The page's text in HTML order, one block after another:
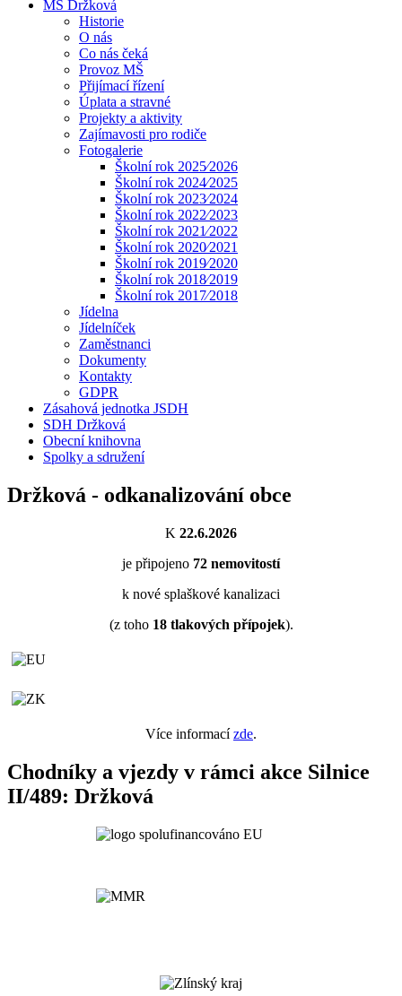
MŠ Držková
Historie
O nás
Co nás čeká
Provoz MŠ
Přijímací řízení
Úplata a stravné
Projekty a aktivity
Zajímavosti pro rodiče
Fotogalerie
Školní rok 2025⁄2026
Školní rok 2024⁄2025
Školní rok 2023⁄2024
Školní rok 2022⁄2023
Školní rok 2021⁄2022
Školní rok 2020⁄2021
Školní rok 2019⁄2020
Školní rok 2018⁄2019
Školní rok 2017⁄2018
Jídelna
Jídelníček
Zaměstnanci
Dokumenty
Kontakty
GDPR
Zásahová jednotka JSDH
SDH Držková
Obecní knihovna
Spolky a sdružení
Držková - odkanalizování obce
K 22.6.2026
je připojeno 72 nemovitostí
k nové splaškové kanalizaci
(z toho 18tlakových přípojek).
Více informacízde.
Chodníky a vjezdy v rámci akce Silnice
II/489: Držková